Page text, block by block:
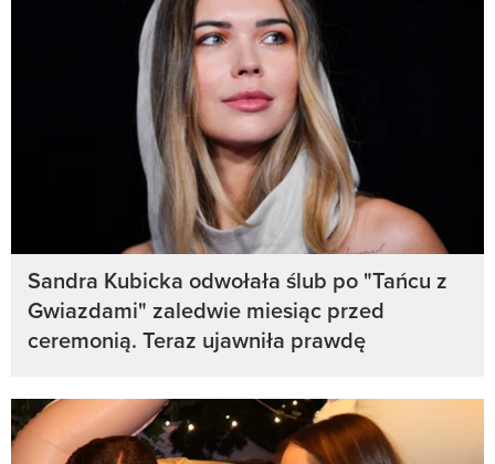
Sandra Kubicka odwołała ślub po "Tańcu z
Gwiazdami" zaledwie miesiąc przed
ceremonią. Teraz ujawniła prawdę